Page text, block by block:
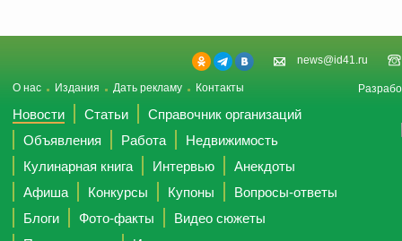
news@id41.ru
О нас Издания Дать рекламу Контакты
Новости Статьи
Справочник организаций
Объявления
Работа
Недвижимость
Кулинарная книга
Интервью
Анекдоты
Афиша
Конкурсы Купоны
Вопросы-ответы
Блоги
Фото-факты
Видео сюжеты